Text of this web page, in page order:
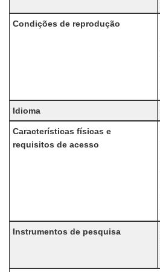
Condições de reprodução
Idioma
Características físicas e
requisitos de acesso
Instrumentos de pesquisa